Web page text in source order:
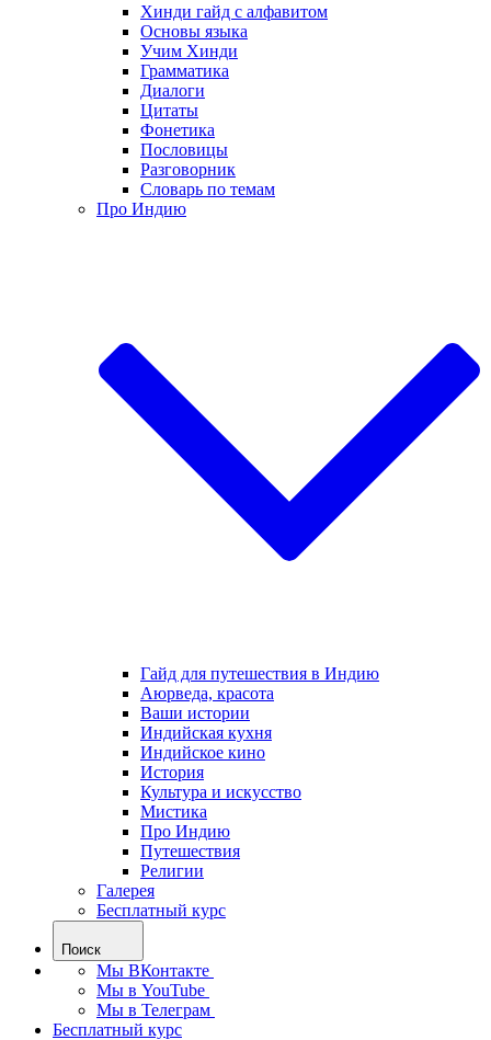
Хинди гайд с алфавитом
Основы языка
Учим Хинди
Грамматика
Диалоги
Цитаты
Фонетика
Пословицы
Разговорник
Словарь по темам
Про Индию
Гайд для путешествия в Индию
Аюрведа, красота
Ваши истории
Индийская кухня
Индийское кино
История
Культура и искусство
Мистика
Про Индию
Путешествия
Религии
Галерея
Бесплатный курс
Поиск
Мы ВКонтакте
Мы в YouTube
Мы в Телеграм
Бесплатный курс